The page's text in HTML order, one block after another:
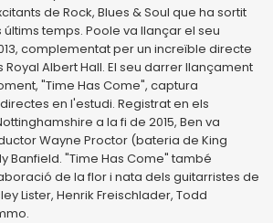
de Rock, Blues & Soul que ha sortit
últims temps. Poole va llançar el seu
complementat per un increïble directe
Albert Hall. El seu darrer llançament
"Time Has Come", captura
en l'estudi. Registrat en els
a la fi de 2015, Ben va
Wayne Proctor (bateria de King
Banfield. "Time Has Come" també
de la flor i nata dels guitarristes de
Lister, Henrik Freischlader, Todd